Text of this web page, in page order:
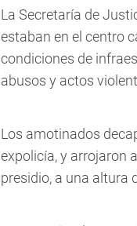
La Secretaría de
estaban en el centro
condiciones de
abusos y actos
Los amotinados
expolicía, y arrojaron
presidio, a una altura